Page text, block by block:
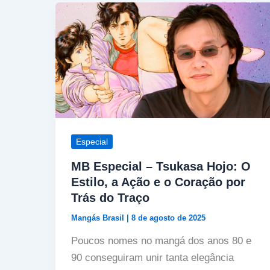
Especial
MB Especial – Tsukasa Hojo: O
Estilo, a Ação e o Coração por
Trás do Traço
Mangás Brasil | 8 de agosto de 2025
Poucos nomes no mangá dos anos 80 e
90 conseguiram unir tanta elegância